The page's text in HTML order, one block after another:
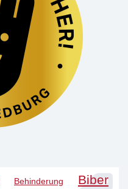
Behinderung Biber